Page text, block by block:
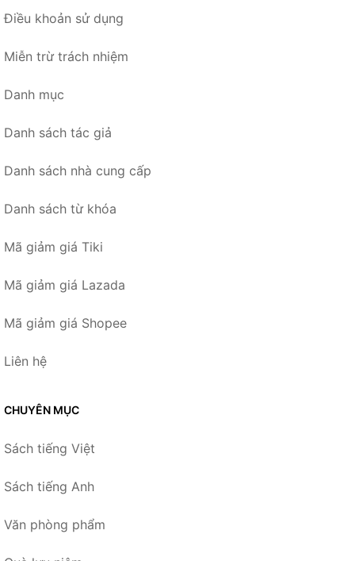
Điều khoản sử dụng
Miễn trừ trách nhiệm
Danh mục
Danh sách tác giả
Danh sách nhà cung cấp
Danh sách từ khóa
Mã giảm giá Tiki
Mã giảm giá Lazada
Mã giảm giá Shopee
Liên hệ
CHUYÊN MỤC
Sách tiếng Việt
Sách tiếng Anh
Văn phòng phẩm